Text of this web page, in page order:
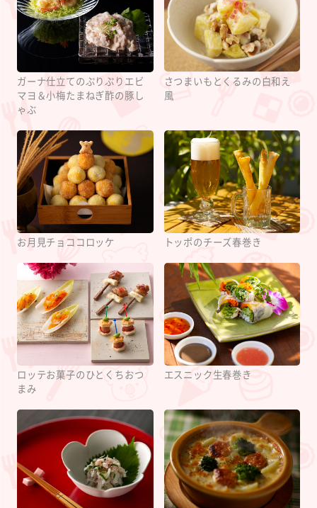
ガーナ仕立てのぷりぷりエビ
マヨ＆小梅たまねぎ酢の豚し
ゃぶ
さつまいもとくるみの白和え
風
お月見チョココロッケ トッポのチーズ春巻き
ロッテお菓子のひとくちおつ
まみ
エスニック生春巻き